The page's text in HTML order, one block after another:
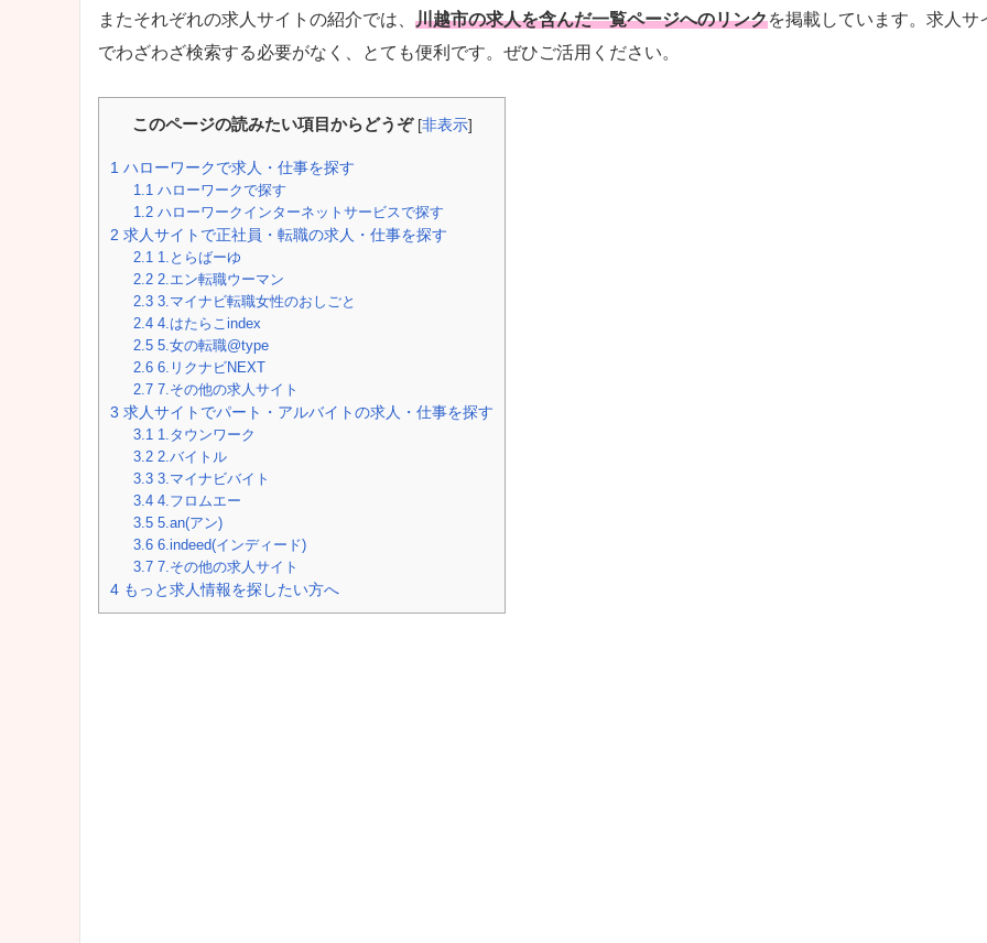
またそれぞれの求人サイトの紹介では、 川越市の求人を含んだ一覧ページへのリンクを掲載しています。求人サ
でわざわざ検索する必要がなく、とても便利です。ぜひご活用ください。
このページの読みたい項目からどうぞ [非表示]
1 ハローワークで求人・仕事を探す
1.1 ハローワークで探す
1.2 ハローワークインターネットサービスで探す
2 求人サイトで正社員・転職の求人・仕事を探す
2.1 1.とらばーゆ
2.2 2.エン転職ウーマン
2.3 3.マイナビ転職女性のおしごと
2.4 4.はたらこindex
2.5 5.女の転職@type
2.6 6.リクナビNEXT
2.7 7.その他の求人サイト
3 求人サイトでパート・アルバイトの求人・仕事を探す
3.1 1.タウンワーク
3.2 2.バイトル
3.3 3.マイナビバイト
3.4 4.フロムエー
3.5 5.an(アン)
3.6 6.indeed(インディード)
3.7 7.その他の求人サイト
4 もっと求人情報を探したい方へ